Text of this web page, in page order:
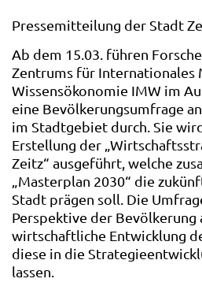
Pressemitteilung der Stadt
Ab dem 15.03. führen
Zentrums für Internationales
Wissensökonomie IMW im
eine Bevölkerungsumfrage
im Stadtgebiet durch. Sie
Erstellung der
Zeitz“ ausgeführt, welche
„Masterplan 2030“ die
Stadt prägen soll. Die
Perspektive der Bevölkerung
wirtschaftliche Entwicklung
diese in die
lassen.